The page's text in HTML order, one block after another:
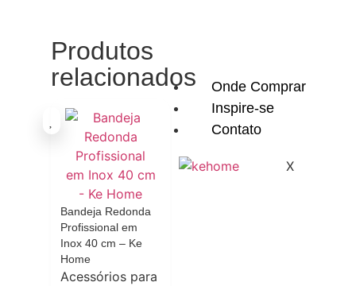
Onde Comprar
Inspire-se
Contato
X
Produtos
relacionados
Bandeja Redonda
Profissional em
Inox 40 cm – Ke
Home
Acessórios para